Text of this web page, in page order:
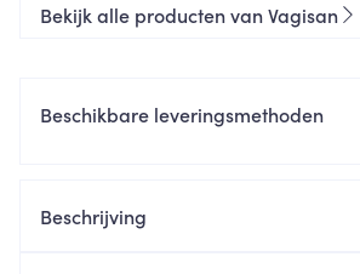
Bekijk alle producten van Vagisan
Beschikbare leveringsmethoden
Beschrijving